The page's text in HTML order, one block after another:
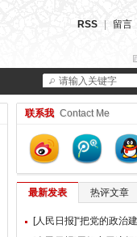
RSS 留言
请输入关键字
联系我 Contact Me
最新发表 热评文章